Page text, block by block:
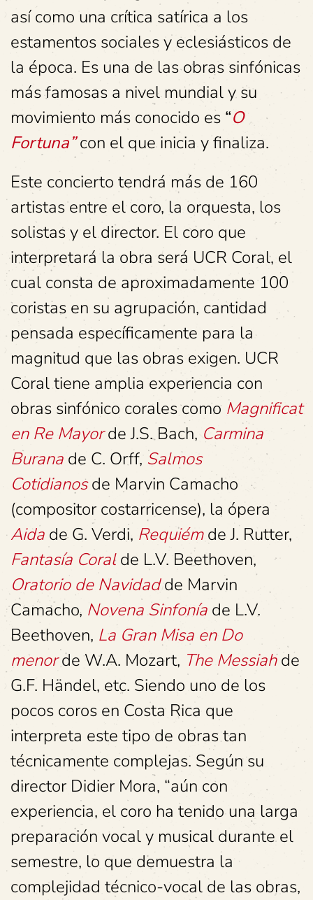
así como una crítica satírica a los
estamentos sociales y eclesiásticos de
la época. Es una de las obras sinfónicas
más famosas a nivel mundial y su
movimiento más conocido es “O
Fortuna” con el que inicia y finaliza.
Este concierto tendrá más de 160
artistas entre el coro, la orquesta, los
solistas y el director. El coro que
interpretará la obra será UCR Coral, el
cual consta de aproximadamente 100
coristas en su agrupación, cantidad
pensada específicamente para la
magnitud que las obras exigen. UCR
Coral tiene amplia experiencia con
obras sinfónico corales como Magnificat
en Re Mayorde J.S. Bach, Carmina
Burana de C. Orff, Salmos
Cotidianosde Marvin Camacho
(compositor costarricense), la ópera
Aida de G. Verdi, Requiémde J. Rutter,
Fantasía Coralde L.V. Beethoven,
Oratorio de Navidadde Marvin
Camacho, Novena Sinfonía de L.V.
Beethoven, La Gran Misa en Do
menorde W.A. Mozart, The Messiahde
G.F. Händel, etc. Siendo uno de los
pocos coros en Costa Rica que
interpreta este tipo de obras tan
técnicamente complejas. Según su
director Didier Mora, “aún con
experiencia, el coro ha tenido una larga
preparación vocal y musical durante el
semestre, lo que demuestra la
complejidad técnico-vocal de las obras,